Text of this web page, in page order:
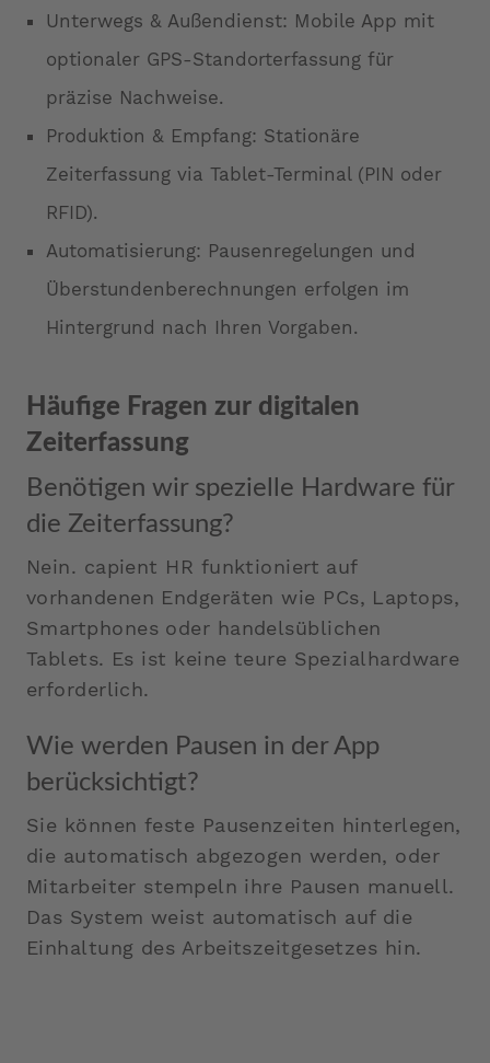
Unterwegs & Außendienst: Mobile App mit
optionaler GPS-Standorterfassung für
präzise Nachweise.
Produktion & Empfang: Stationäre
Zeiterfassung via Tablet-Terminal (PIN oder
RFID).
Automatisierung: Pausenregelungen und
Überstundenberechnungen erfolgen im
Hintergrund nach Ihren Vorgaben.
Häufige Fragen zur digitalen
Zeiterfassung
Benötigen wir spezielle Hardware für
die Zeiterfassung?
Nein. capient HR funktioniert auf
vorhandenen Endgeräten wie PCs, Laptops,
Smartphones oder handelsüblichen
Tablets. Es ist keine teure Spezialhardware
erforderlich.
Wie werden Pausen in der App
berücksichtigt?
Sie können feste Pausenzeiten hinterlegen,
die automatisch abgezogen werden, oder
Mitarbeiter stempeln ihre Pausen manuell.
Das System weist automatisch auf die
Einhaltung des Arbeitszeitgesetzes hin.